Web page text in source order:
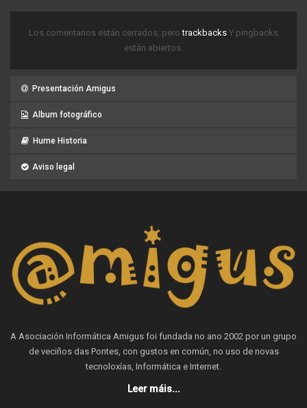
Los comentarios están cerrados, perotrackbacks Y pingbacks
están abiertos.
Presentación Amigus
Album fotográfico
Hume Historia
Aviso legal
A Asociación Informática Amigus foi fundada no ano 2002 por un grupo
de veciños das Pontes, con gustos en común, no uso de novas
tecnoloxías, Informática e Internet.
Leer máis...